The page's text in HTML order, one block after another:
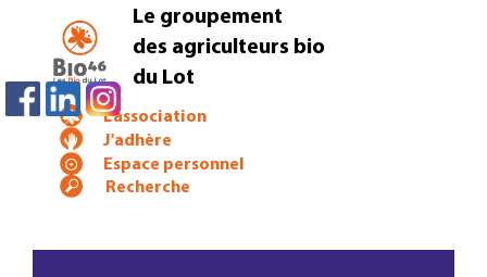
Le groupement
des agriculteurs bio
du Lot
L'association
J'adhère
Espace personnel